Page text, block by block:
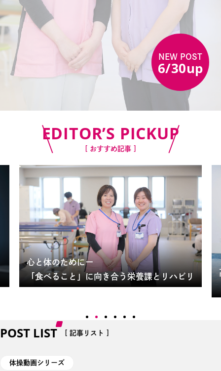
NEW POST
6/30up
EDITOR’S PICKUP
[ おすすめ記事 ]
心と体のためにー
「食べること」に向き合う栄養課とリハビリ
POST LIST [ 記事リスト ]
体操動画シリーズ